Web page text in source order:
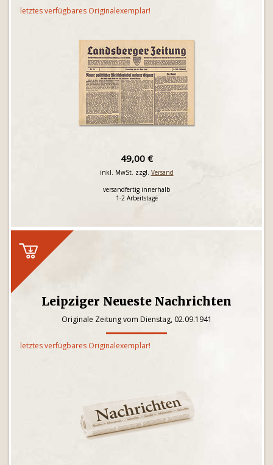
letztes verfügbares Originalexemplar!
49,00 €
inkl. MwSt. zzgl. Versand
versandfertig innerhalb
1-2 Arbeitstage
Leipziger Neueste Nachrichten
Originale Zeitung vom Dienstag, 02.09.1941
letztes verfügbares Originalexemplar!